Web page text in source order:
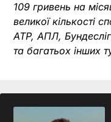
109 гривень на
великої кількості
ATP, АПЛ,
та багатьох інших